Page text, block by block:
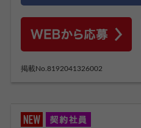
掲載No.8192041326002